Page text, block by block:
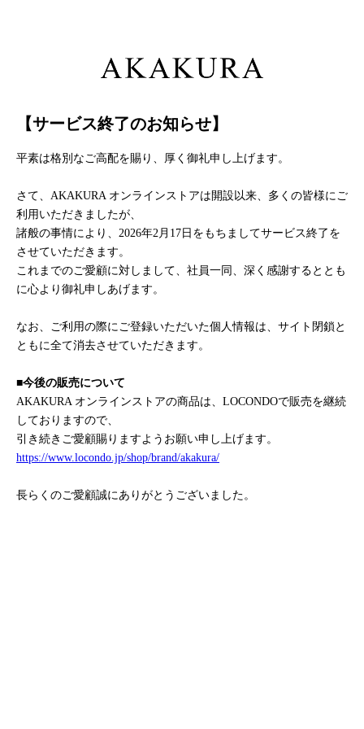
【サービス終了のお知らせ】
平素は格別なご高配を賜り、厚く御礼申し上げます。
さて、AKAKURA オンラインストアは開設以来、多くの皆様にご
利用いただきましたが、
諸般の事情により、2026年2月17日をもちましてサービス終了を
させていただきます。
これまでのご愛顧に対しまして、社員一同、深く感謝するととも
に心より御礼申しあげます。
なお、ご利用の際にご登録いただいた個人情報は、サイト閉鎖と
ともに全て消去させていただきます。
■今後の販売について
AKAKURA オンラインストアの商品は、LOCONDOで販売を継続
しておりますので、
引き続きご愛顧賜りますようお願い申し上げます。
https://www.locondo.jp/shop/brand/akakura/
長らくのご愛顧誠にありがとうございました。